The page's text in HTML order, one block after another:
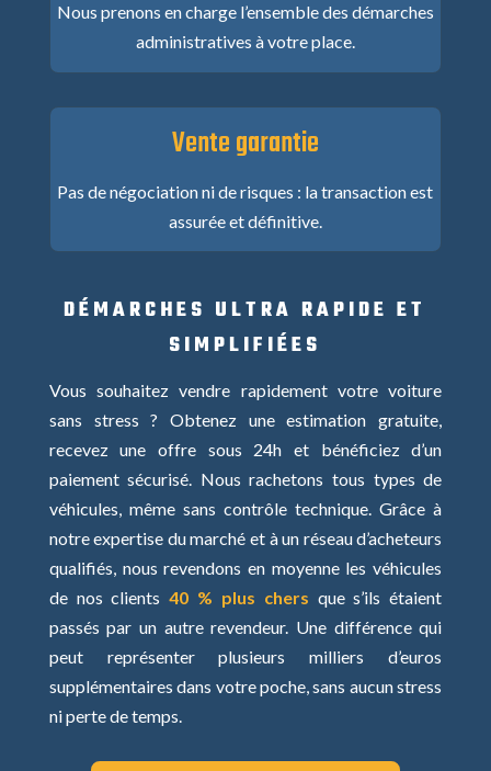
Nous prenons en charge l’ensemble des démarches
administratives à votre place.
Vente garantie
Pas de négociation ni de risques : la transaction est
assurée et définitive.
DÉMARCHES ULTRA RAPIDE ET
SIMPLIFIÉES
Vous souhaitez vendre rapidement votre voiture
sans stress ? Obtenez une estimation gratuite,
recevez une offre sous 24h et bénéficiez d’un
paiement sécurisé. Nous rachetons tous types de
véhicules, même sans contrôle technique.Grâce à
notre expertise du marché et à un réseau d’acheteurs
qualifiés, nous revendons en moyenne les véhicules
de nos clients40 % plus chers que s’ils étaient
passés par un autre revendeur. Une différence qui
peut représenter plusieurs milliers d’euros
supplémentaires dans votre poche, sans aucun stress
ni perte de temps.